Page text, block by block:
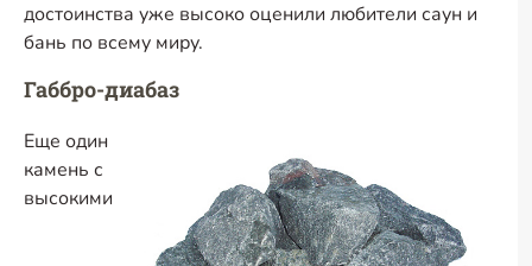
достоинства уже высоко оценили любители саун и
бань по всему миру.
Габбро-диабаз
Еще один
камень с
высокими